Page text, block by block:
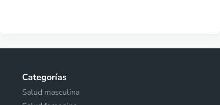
Categorías
Salud masculina